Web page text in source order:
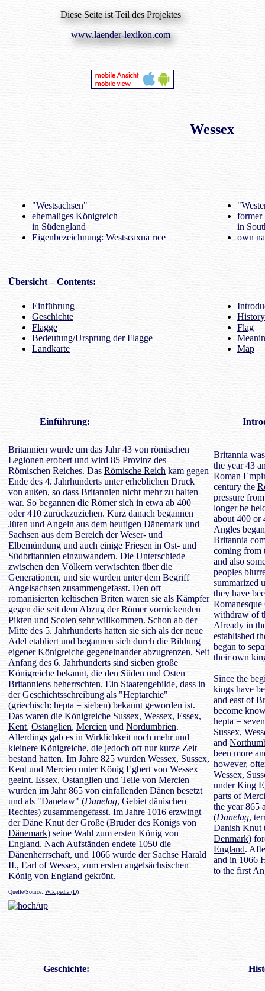
Diese Seite ist Teil des Projektes
www.laender-lexikon.com
Wessex
"Westsachsen"
ehemaliges Königreich
in Südengland
Eigenbezeichnung: Westseaxna rīce
former
in
own
Übersicht– Contents:
Einführung
Geschichte
Flagge
Bedeutung/Ursprung der Flagge
Landkarte
History
Flag
Map
Einführung:
Britannien wurde um das Jahr 43 von römischen
Legionen erobert und wird 85 Provinz des
Römischen Reiches. Das Römische Reich kam gegen
Ende des 4. Jahrhunderts unter erheblichen Druck
von außen, so dass Britannien nicht mehr zu halten
war. So begannen die Römer sich in etwa ab 400
oder 410 zurückzuziehen. Kurz danach begannen
Jüten und Angeln aus dem heutigen Dänemark und
Sachsen aus dem Bereich der Weser- und
Elbemündung und auch einige Friesen in Ost- und
Südbritannien einzuwandern. Die Unterschiede
zwischen den Völkern verwischten über die
Generationen, und sie wurden unter dem Begriff
Angelsachsen zusammengefasst. Den oft
romanisierten keltischen Briten waren sie als Kämpfer
gegen die seit dem Abzug der Römer vorrückenden
Pikten und Scoten sehr willkommen. Schon ab der
Mitte des 5. Jahrhunderts hatten sie sich als der neue
Adel etabliert und begannen sich durch die Bildung
eigener Königreiche gegeneinander abzugrenzen. Seit
Anfang des 6. Jahrhunderts sind sieben große
Königreiche bekannt, die den Süden und Osten
Britanniens beherrschten. Ein Staatengebilde, dass in
der Geschichtsschreibung als "Heptarchie"
(griechisch: hepta = sieben) bekannt geworden ist.
Das waren die Königreiche Sussex, Wessex, Essex,
Kent, Ostanglien, Mercien und Nordumbrien.
Allerdings gab es in Wirklichkeit noch mehr und
kleinere Königreiche, die jedoch oft nur kurze Zeit
bestand hatten. Im Jahre 825 wurden Wessex, Sussex,
Kent und Mercien unter König Egbert von Wessex
geeint. Essex, Ostanglien und Teile von Mercien
wurden im Jahr 865 von einfallenden Dänen besetzt
und als "Danelaw" (Danelag, Gebiet dänischen
Rechtes) zusammengefasst. Im Jahre 1016 erzwingt
der Däne Knut der Große (Bruder des Königs von
Dänemark) seine Wahl zum ersten König von
England. Nach Aufständen endete 1050 die
Dänenherrschaft, und 1066 wurde der Sachse Harald
II., Earl of Wessex, zum ersten angelsächsischen
König von England gekrönt.
Britannia
the year 43
Roman
century the
pressure
longer be
about 400 or
Angles
Britannia
coming from
and also
peoples
summarized
they have
withdraw of
Already in
established
began to
their own
Since the
kings have
and east of
become
hepta =
Sussex,
and
been more
however,
Wessex,
under King
parts of
the year 865
(Danelag,
Danish Knut
Denmark)
England.
and in 1066
to the first
Quelle/Source: Wikipedia (D)
Geschichte: